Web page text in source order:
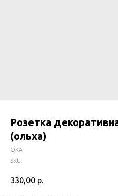
Розетка
(ольха)
ОКА
SKU:
330,00 р.